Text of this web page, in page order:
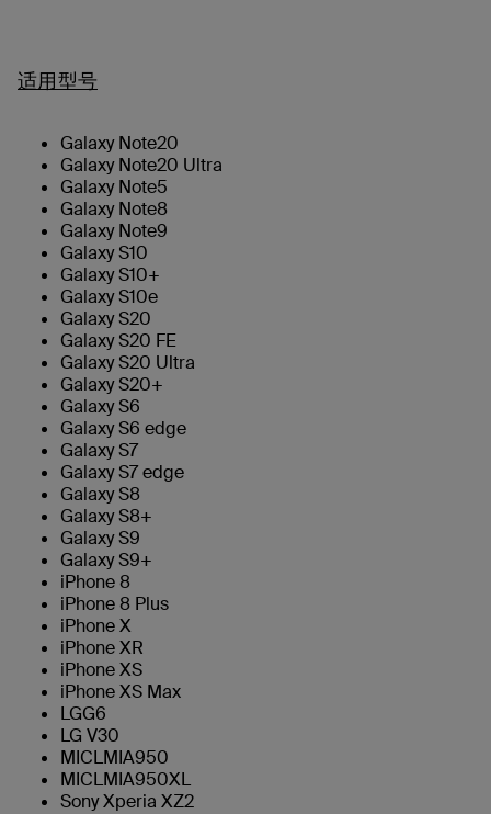
适用型号
Galaxy Note20
Galaxy Note20 Ultra
Galaxy Note5
Galaxy Note8
Galaxy Note9
Galaxy S10
Galaxy S10+
Galaxy S10e
Galaxy S20
Galaxy S20 FE
Galaxy S20 Ultra
Galaxy S20+
Galaxy S6
Galaxy S6 edge
Galaxy S7
Galaxy S7 edge
Galaxy S8
Galaxy S8+
Galaxy S9
Galaxy S9+
iPhone 8
iPhone 8 Plus
iPhone X
iPhone XR
iPhone XS
iPhone XS Max
LGG6
LG V30
MICLMIA950
MICLMIA950XL
Sony Xperia XZ2